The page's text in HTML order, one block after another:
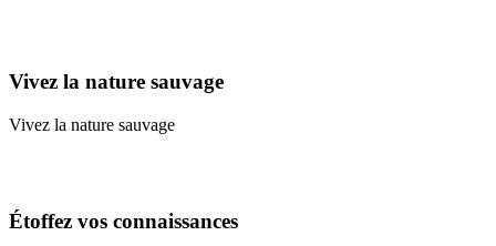
Vivez la nature sauvage
Vivez la nature sauvage
Étoffez vos connaissances